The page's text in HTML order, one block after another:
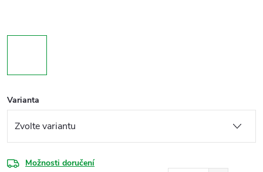
Varianta
Možnosti doručení